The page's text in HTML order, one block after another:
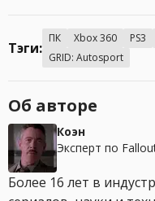
Тэги:
ПК Xbox 360 PS3
GRID: Autosport
Об авторе
Коэн
Эксперт по
Более 16 лет в